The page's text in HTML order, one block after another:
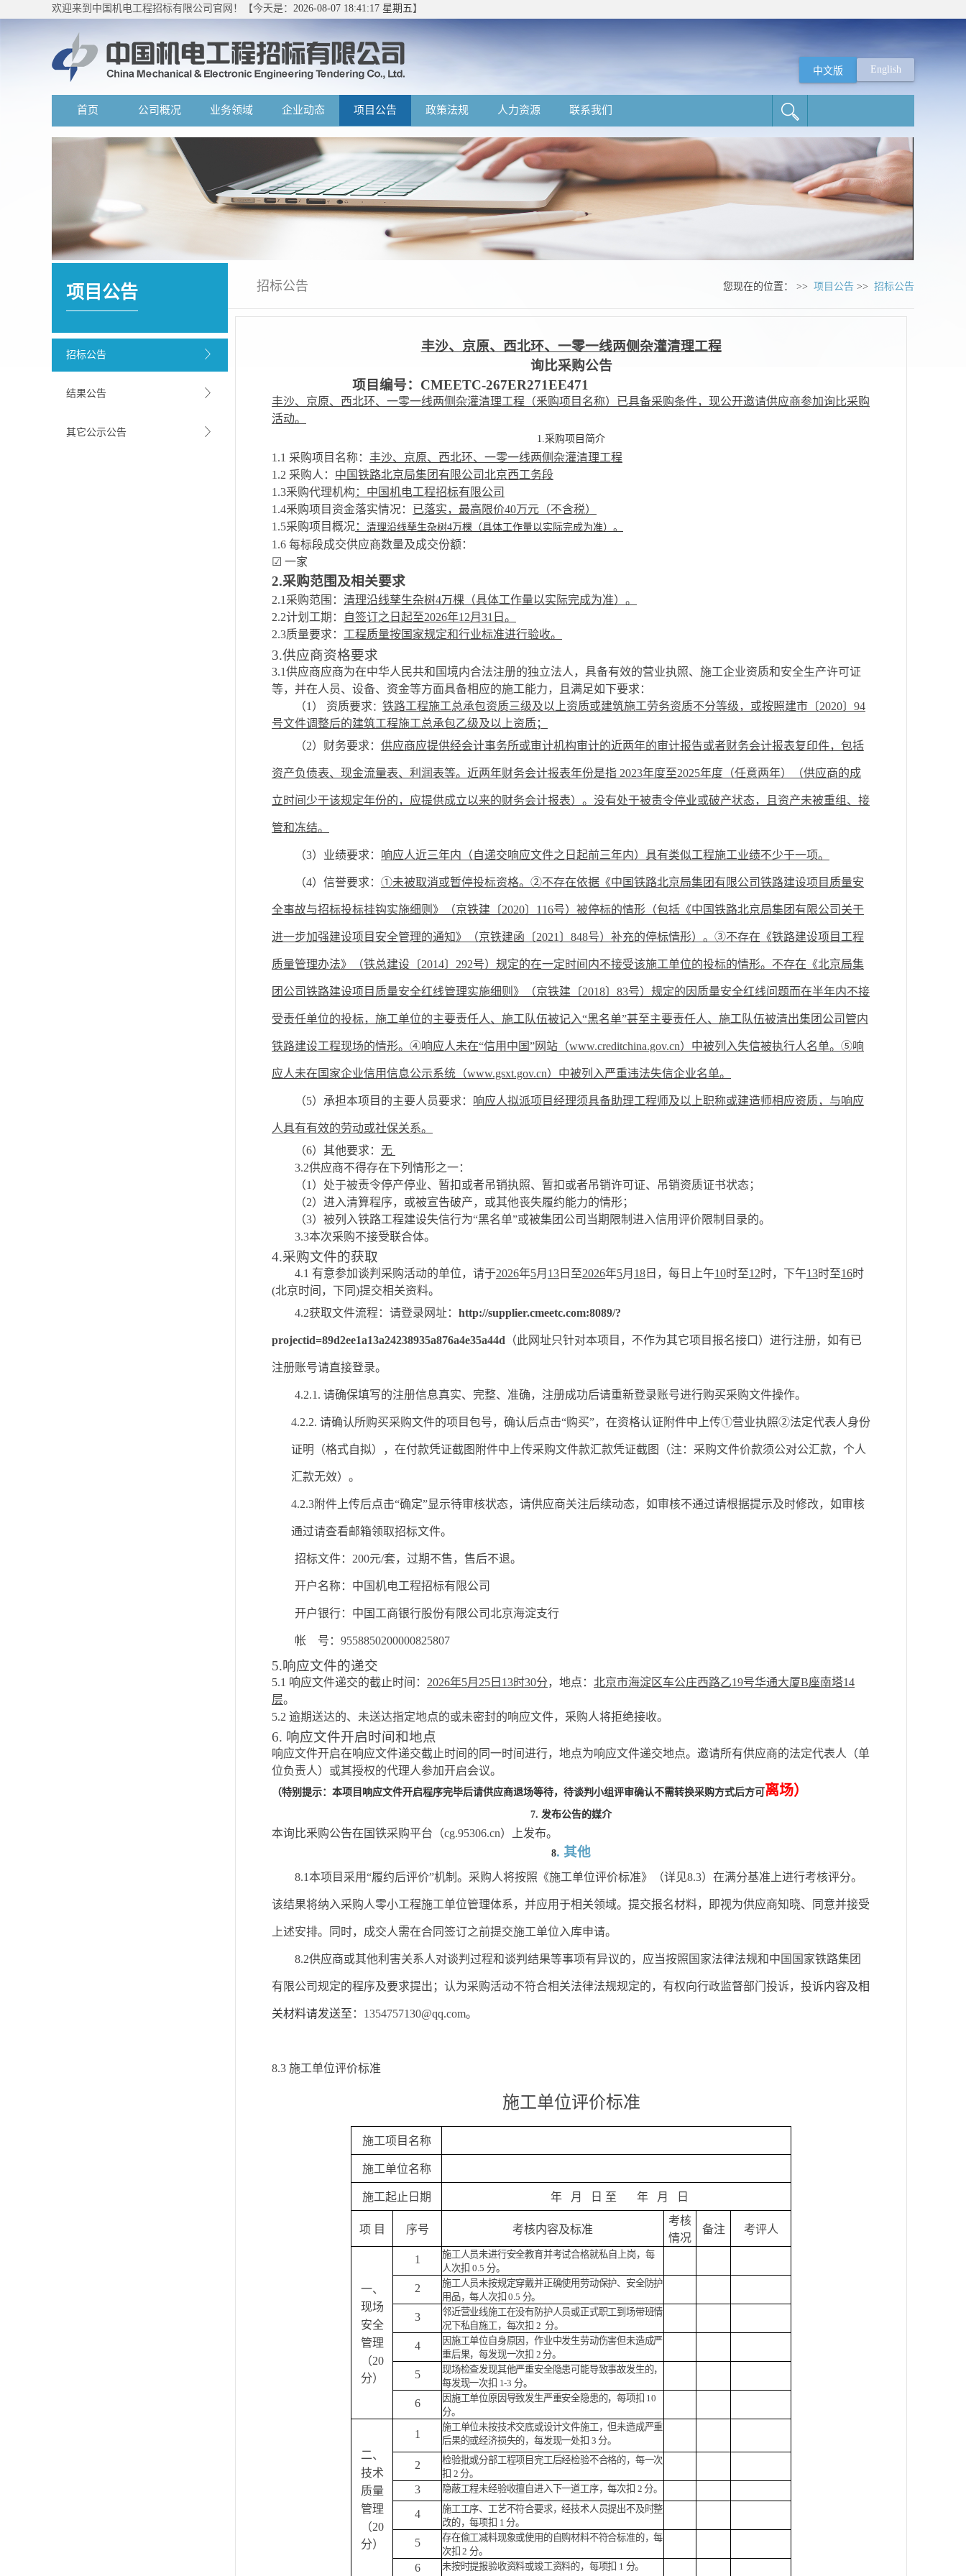
欢迎来到中国机电工程招标有限公司官网！【今天是： 2026-08-07 18:41:18 星期五】
中文版 English
首页 公司概况 业务领域 企业动态 项目公告 政策法规 人力资源 联系我们
项目公告
招标公告
结果公告
其它公示公告
招标公告 您现在的位置： >> 项目公告 >> 招标公告
丰沙、京原、西北环、一零一线两侧杂灌清理工程
询比采购公告
项目编号： CMEETC-267ER271EE471
丰沙、京原、西北环、一零一线两侧杂灌清理工程（釆购项目名称）已具备采购条件，现公开邀请供应商参加询比采购
活动。
1.采购项目简介
1.1 采购项目名称： 丰沙、京原、西北环、一零一线两侧杂灌清理工程
1.2 采购人： 中国铁路北京局集团有限公司北京西工务段
1.3釆购代理机构 ：中国机电工程招标有限公司
1.4釆购项目资金落实情况： 已落实，最高限价40万元（不含税）
1.5采购项目概况： 清理沿线孳生杂树4万棵（具体工作量以实际完成为准）。
1.6 每标段成交供应商数量及成交份额：
☑ 一家
2.采购范围及相关要求
2.1采购范围： 清理沿线孳生杂树4万棵（具体工作量以实际完成为准）。
2.2计划工期：
自签订之日 起至2026年12月 31 日。
2.3质量要求： 工程质量按国家规定和行业标准进行验收。
3.供应商资格要求
3.1供应商应商为在中华人民共和国境内合法注册的独立法人，具备有效的营业执照、施工企业资质和安全生产许可证
等，并在人员、设备、资金等方面具备相应的施工能力，且满足如下要求：
（1 ） 资质要求 ： 铁路工程施工总承包资质三级及以上资质或建筑施工劳务资质不分等级，或按照建市〔2020〕 94
号文件调整后的建筑工程施工总承包乙级及以上资质；
（2） 财务要求： 供应商应提供经会计事务所或审计机构审计的近两年的审计报告或者财务会计报表复印件，包括
资产负债表、现金流量表、利润表等。近两年财务会计报表年份是指 2023年度至2025年度（任意两年） （供应商的成
立时间少于该规定年份的，应提供成立以来的财务会计报表）。没有处于被责令停业或破产状态，且资产未被重组、接
管和冻结。
（3） 业绩要求： 响应人近三年内（自递交响应文件之日起前三年内）具有类似工程施工业绩不少于一项。
（4）信誉要求： ①未被取消或暂停投标资格。②不存在依据《中国铁路北京局集团有限公司铁路建设项目质量安
全事故与招标投标挂钩实施细则》（京铁建〔2020〕 116号）被停标的情形（包括《中国铁路北京局集团有限公司关于
进一步加强建设项目安全管理的通知》（京铁建函〔2021 〕 848号）补充的停标情形）。③不存在《铁路建设项目工程
质量管理办法》（铁总建设〔2014〕 292号）规定的在一定时间内不接受该施工单位的投标的情形。不存在《北京局集
团公司铁路建设项目质量安全红线管理实施细则》（京铁建〔2018〕 83号）规定的因质量安全红线问题而在半年内不接
受责任单位的投标，施工单位的主要责任人、施工队伍被记入“黑名单”甚至主要责任人、施工队伍被清出集团公司管内
铁路建设工程现场的情形。④响应人未在“信用中国”网站（www.creditchina.gov.cn）中被列入失信被执行人名单。⑤响
应人未在国家企业信用信息公示系统（www.gsxt.gov.cn）中被列入严重违法失信企业名单。
（5） 承担本项目的主要人员要求： 响应人拟派项目经理须具备助理工程师及以上职称或建造师相应资质，与响应
人具有有效的劳动或社保关系。
（6）其他要求： 无
3.2供应商不得存在下列情形之一：
（1 ） 处于被责令停产停业、暂扣或者吊销执照、暂扣或者吊销许可证、吊销资质证书状态；
（2） 进入清算程序，或被宣告破产，或其他丧失履约能力的情形；
（3）被列入铁路工程建设失信行为“黑名单”或被集团公司当期限制进入信用评价限制目录的。
3.3本次采购不接受联合体。
4.采购文件的获取
4.1 有意参加谈判采购活动的单位，请于2026年5月 13 日至2026年5月 18 日，每日上午10时至12时，下午13时至16时
(北京时间，下同)提交相关资料。
4.2获取文件流程：请登录网址： http://supplier.cmeetc.com:8089/?
projectid=89d2ee1a13a24238935a876a4e35a44d （此网址只针对本项目，不作为其它项目报名接口）进行注册，如有已
注册账号请直接登录。
4.2.1. 请确保填写的注册信息真实、完整、准确，注册成功后请重新登录账号进行购买采购文件操作。
4.2.2. 请确认所购买采购文件的项目包号，确认后点击“购买”，在资格认证附件中上传①营业执照②法定代表人身份
证明（格式自拟） ，在付款凭证截图附件中上传采购文件款汇款凭证截图（注：采购文件价款须公对公汇款，个人
汇款无效）。
4.2.3附件上传后点击“确定”显示待审核状态，请供应商关注后续动态，如审核不通过请根据提示及时修改，如审核
通过请查看邮箱领取招标文件。
招标文件： 200元/套，过期不售，售后不退。
开户名称：中国机电工程招标有限公司
开户银行：中国工商银行股份有限公司北京海淀支行
帐 号： 9558850200000825807
5.响应文件的递交
5.1 响应文件递交的截止时间： 2026年5月 25 日 13时30分，地点 ： 北京市海淀区车公庄西路乙19号华通大厦B座南塔14
层。
5.2 逾期送达的、未送达指定地点的或未密封的响应文件，采购人将拒绝接收。
6. 响应文件开启时间和地点
响应文件开启在响应文件递交截止时间的同一时间进行，地点为响应文件递交地点。邀请所有供应商的法定代表人（单
位负责人）或其授权的代理人参加开启会议。
（特别提示：本项目响应文件开启程序完毕后请供应商退场等待，待谈判小组评审确认不需转换采购方式后方可 离场）
7. 发布公告的媒介
本询比釆购公告在 国铁采购平台（cg.95306.cn） 上发布。
8. 其他
8.1本项目采用“履约后评价”机制。采购人将按照《施工单位评价标准》（详见8.3）在满分基准上进行考核评分。
该结果将纳入采购人零小工程施工单位管理体系，并应用于相关领域。提交报名材料，即视为供应商知晓、同意并接受
上述安排。同时，成交人需在合同签订之前提交施工单位入库申请。
8.2供应商或其他利害关系人对谈判过程和谈判结果等事项有异议的，应当按照国家法律法规和中国国家铁路集团
有限公司规定的程序及要求提出；认为采购活动不符合相关法律法规规定的，有权向行政监督部门投诉， 投诉内容及相
关材料请发送至 ： 1354757130@qq.com。
8.3 施工单位评价标准
施工单位评价标准
施工项目名称
施工单位名称
施工起止日期 年 月 日 至 年 月 日
项 目 序号 考核内容及标准
考核
情况
备注 考评人
一、
现场
安全
管理
（20
分）
1 施工人员未进行安全教育并考试合格就私自上岗，每
人次扣
0.5 分。
2
施工人员未按规定穿戴并正确使用劳动保护、安全防护
用品，每人次扣 0.5 分。
3
邻近营业线施工在没有防护人员或正式职工到场带班情
况下私自施工，每次扣
2分。
4
因施工单位自身原因，作业中发生劳动伤害但未造成严
重后果，每发现一次扣
2分。
5
现场检查发现其他严重安全隐患可能导致事故发生的，
每发现一次扣
1-3 分。
6 因施工单位原因导致发生严重安全隐患的，每项扣
10
分。
二、
技术
质量
管理
（20
分）
1
施工单位未按技术交底或设计文件施工，但未造成严重
后果的或经济损失的，每发现一处扣
3分。
2
检验批或分部工程项目完工后经检验不合格的，每一次
扣
2分。
3 隐蔽工程未经验收擅自进入下一道工序，每次扣 2分。
4
施工工序、工艺不符合要求，经技术人员提出不及时整
改的，每项扣
1分。
5
存在偷工减料现象或使用的自购材料不符合标准的，每
次扣 2分。
6 未按时提报验收资料或竣工资料的，每项扣 1 分。